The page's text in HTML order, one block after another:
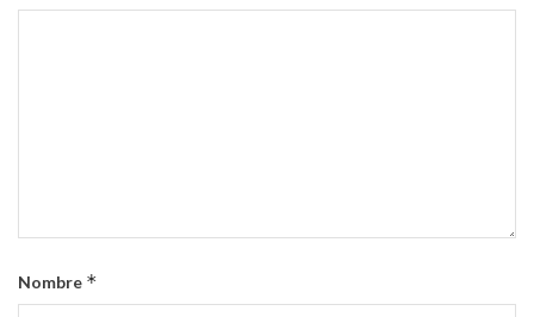
Nombre *